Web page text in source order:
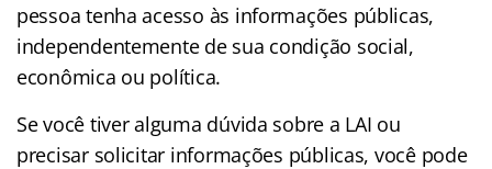
pessoa tenha acesso às informações públicas,
independentemente de sua condição social,
econômica ou política.
Se você tiver alguma dúvida sobre a LAI ou
precisar solicitar informações públicas, você pode